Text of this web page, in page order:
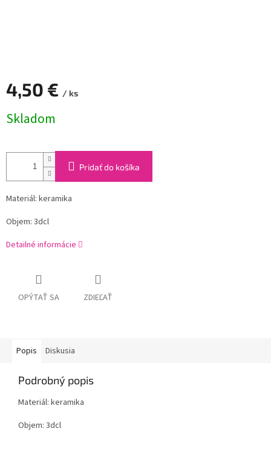
4,50 € / ks
cena:
Skladom
Pridať do košíka
Materiál: keramika
Objem: 3dcl
Detailné informácie
OPÝTAŤ SA ZDIEĽAŤ
Popis Diskusia
Podrobný popis
Materiál: keramika
Objem: 3dcl